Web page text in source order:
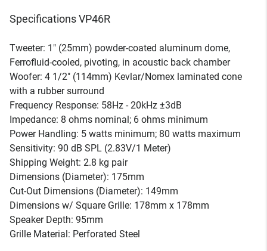
Specifications VP46R
Tweeter: 1" (25mm) powder-coated aluminum dome,
Ferrofluid-cooled, pivoting, in acoustic back chamber
Woofer: 4 1/2" (114mm) Kevlar/Nomex laminated cone
with a rubber surround
Frequency Response: 58Hz - 20kHz ±3dB
Impedance: 8 ohms nominal; 6 ohms minimum
Power Handling: 5 watts minimum; 80 watts maximum
Sensitivity: 90 dB SPL (2.83V/1 Meter)
Shipping Weight: 2.8 kg pair
Dimensions (Diameter): 175mm
Cut-Out Dimensions (Diameter): 149mm
Dimensions w/ Square Grille: 178mm x 178mm
Speaker Depth: 95mm
Grille Material: Perforated Steel